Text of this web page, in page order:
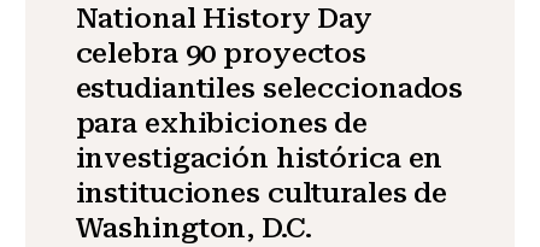
National History Day
celebra 90 proyectos
estudiantiles seleccionados
para exhibiciones de
investigación histórica en
instituciones culturales de
Washington, D.C.